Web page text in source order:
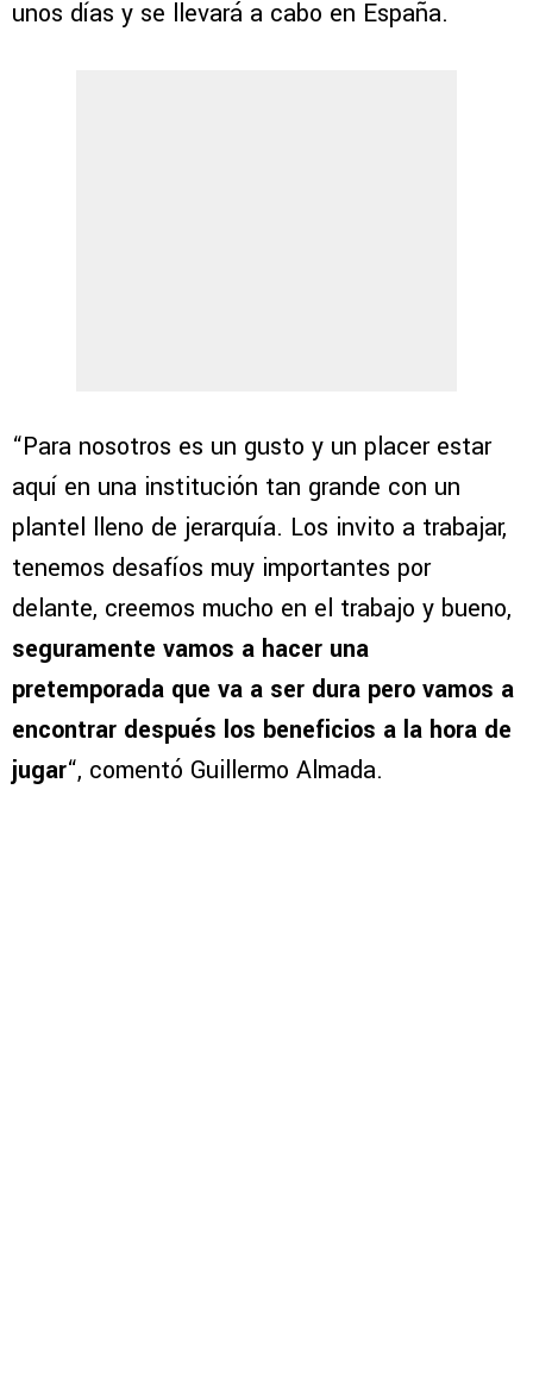
unos días y se llevará a cabo en España.
“Para nosotros es un gusto y un placer estar
aquí en una institución tan grande con un
plantel lleno de jerarquía. Los invito a trabajar,
tenemos desafíos muy importantes por
delante, creemos mucho en el trabajo y bueno,
seguramente vamos a hacer una
pretemporada que va a ser dura pero vamos a
encontrar después los beneficios a la hora de
jugar“, comentó Guillermo Almada.